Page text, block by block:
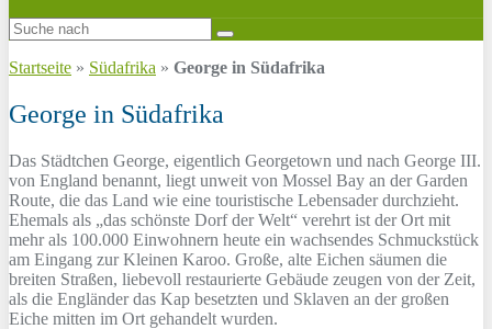
Startseite » Südafrika » George in Südafrika
George in Südafrika
Das Städtchen George, eigentlich Georgetown und nach George III.
von England benannt, liegt unweit von Mossel Bay an der Garden
Route, die das Land wie eine touristische Lebensader durchzieht.
Ehemals als „das schönste Dorf der Welt“ verehrt ist der Ort mit
mehr als 100.000 Einwohnern heute ein wachsendes Schmuckstück
am Eingang zur Kleinen Karoo. Große, alte Eichen säumen die
breiten Straßen, liebevoll restaurierte Gebäude zeugen von der Zeit,
als die Engländer das Kap besetzten und Sklaven an der großen
Eiche mitten im Ort gehandelt wurden.